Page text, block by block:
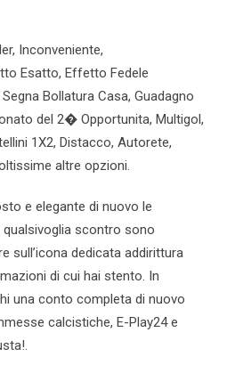
Inconveniente,
Esatto, Effetto Fedele
Bollatura Casa, Guadagno
del 2� Opportunita, Multigol,
1X2, Distacco, Autorete,
altre opzioni.
e elegante di nuovo le
scontro sono
sull’icona dedicata addirittura
di cui hai stento. In
una conto completa di nuovo
calcistiche, E-Play24 e